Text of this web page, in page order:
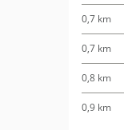
0,7 km
0,7 km
0,8 km
0,9 km